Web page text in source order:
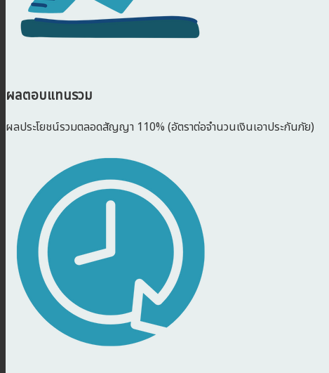
ผลตอบแทนรวม
ผลประโยชน์รวมตลอดสัญญา 110% (อัตราต่อจำนวนเงินเอาประกันภัย)